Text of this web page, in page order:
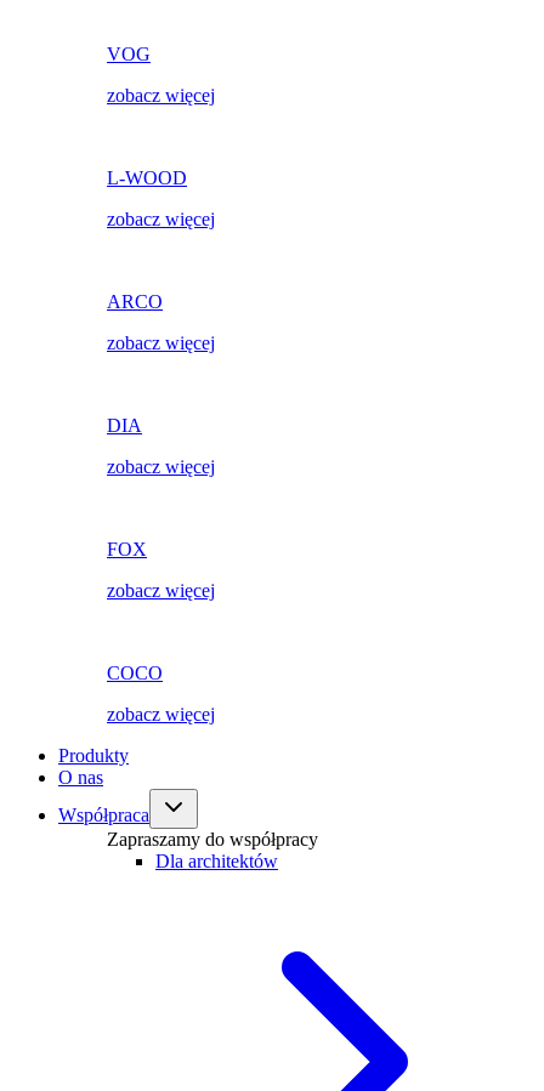
VOG
zobacz więcej
L-WOOD
zobacz więcej
ARCO
zobacz więcej
DIA
zobacz więcej
FOX
zobacz więcej
COCO
zobacz więcej
Produkty
O nas
Współpraca
Zapraszamy do współpracy
Dla architektów